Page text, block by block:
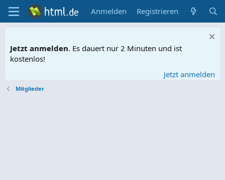
Anmelden Registrieren
Jetzt anmelden. Es dauert nur 2 Minuten und ist
kostenlos!
Jetzt anmelden
Mitglieder